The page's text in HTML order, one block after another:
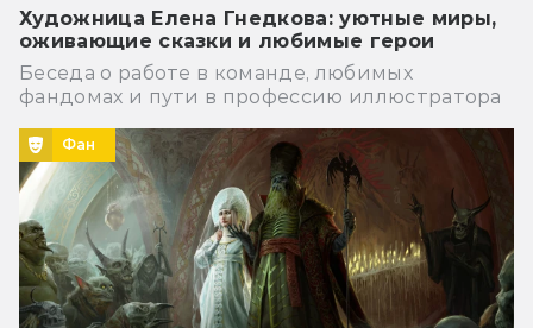
Художница Елена Гнедкова: уютные миры,
оживающие сказки и любимые герои
Беседа о работе в команде, любимых
фандомах и пути в профессию иллюстратора
Фан